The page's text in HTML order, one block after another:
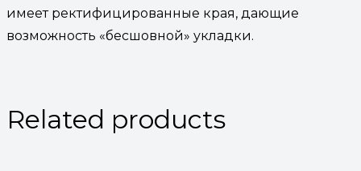
имеет ректифицированные края, дающие
возможность «бесшовной» укладки.
Related products